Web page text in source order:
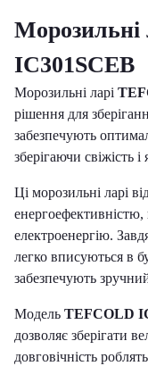
Морозильні
IC301SCEB
Морозильні ларі
рішення для
забезпечують
зберігаючи свіжість і
Ці морозильні ларі
електроенергію.
легко вписуються в
забезпечують
Модель TEFCOLD
дозволяє зберігати
довговічність